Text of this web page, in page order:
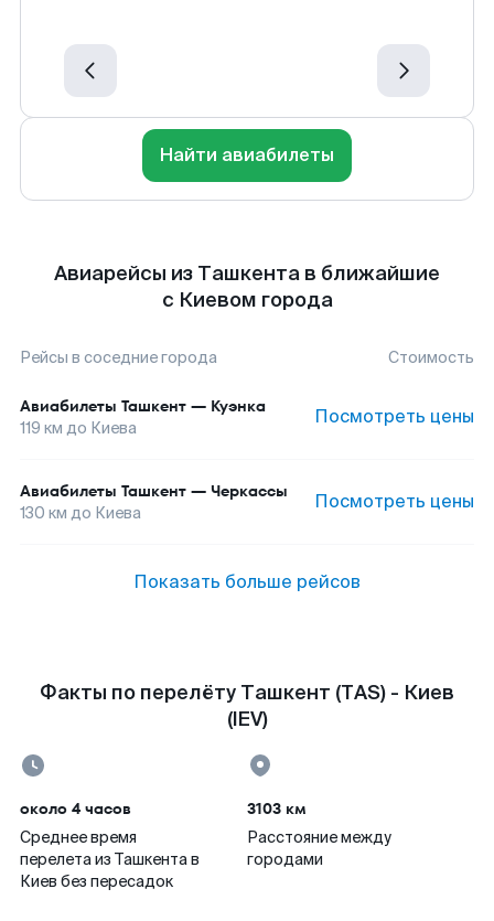
Найти авиабилеты
Авиарейсы из Ташкента в ближайшие
с Киевом города
Рейсы в соседние города Стоимость
Авиабилеты Ташкент — Куэнка
119 км до Киева Посмотреть цены
Авиабилеты Ташкент — Черкассы
130 км до Киева Посмотреть цены
Показать больше рейсов
Факты по перелёту Ташкент (TAS) - Киев
(IEV)
около 4 часов
Среднее время
перелета из Ташкента в
Киев без пересадок
3103 км
Расстояние между
городами